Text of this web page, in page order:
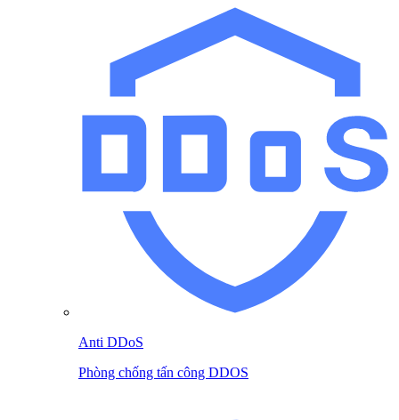
Anti DDoS
Phòng chống tấn công DDOS